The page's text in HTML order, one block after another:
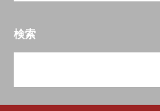
検索